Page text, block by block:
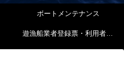
ボートメンテナンス
遊漁船業者登録票・利用者の安全確保等に関する情報